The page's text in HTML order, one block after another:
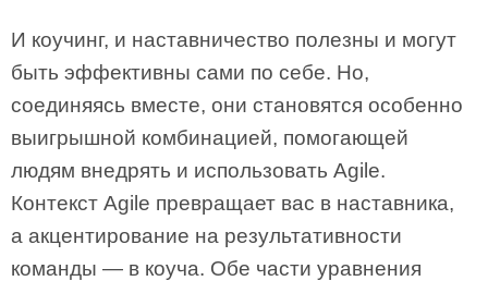
И коучинг, и наставничество полезны и могут
быть эффективны сами по себе. Но,
соединяясь вместе, они становятся особенно
выигрышной комбинацией, помогающей
людям внедрять и использовать Agile.
Контекст Agile превращает вас в наставника,
а акцентирование на результативности
команды — в коуча. Обе части уравнения